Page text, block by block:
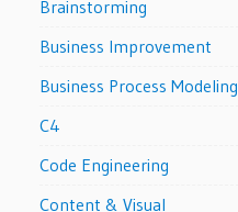
Brainstorming
Business Improvement
Business Process Modeling
C4
Code Engineering
Content & Visual